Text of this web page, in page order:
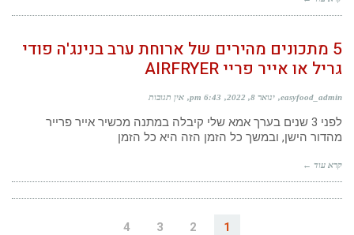
5 מתכונים מהירים של ארוחת ערב בנינג'ה פודי
גריל או אייר פריי AIRFRYER
easyfood_admin ינואר 8, 2022 6:43 pm אין תגובות
לפני 3 שנים בערך אמא שלי קיבלה במתנה מכשיר אייר פרייר
מהדור הישן, ובמשך כל הזמן הזה היא כל הזמן
קרא עוד ←
1
2
3
4